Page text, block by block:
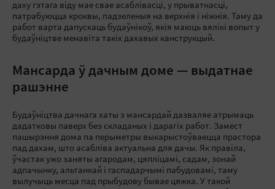
даху гэтага віду мае свае асаблівасці, у прыватнасці,
патрабуюцца кроквы, падзеленыя на верхнія і ніжнія. Таму да
работ варта дапускаць будаўнікоў, якія маюць вялікі вопыт у
будаўніцтве менавіта такіх дахавых канструкцый.
Мансарда ў дачным доме — выдатнае
рашэнне
Будаўніцтва дачнага хаты з мансардай дазваляе атрымаць
дадатковы паверх без складаных і дарагіх работ. Замест
пашырэння дома па перыметры выкарыстоўваецца прастора
пад дахам, што асабліва актуальна для дачы. Як правіла,
ўчастак ужо заняты агародам, цяпліцамі, садам, зонай
адпачынку, альтанкай і гаспадарчымі пабудовамі, таму
вылучыць месца пад прыбудову бывае цяжка. У такой